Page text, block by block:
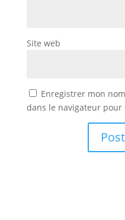
Site web
Enregistrer mon
dans le navigateur